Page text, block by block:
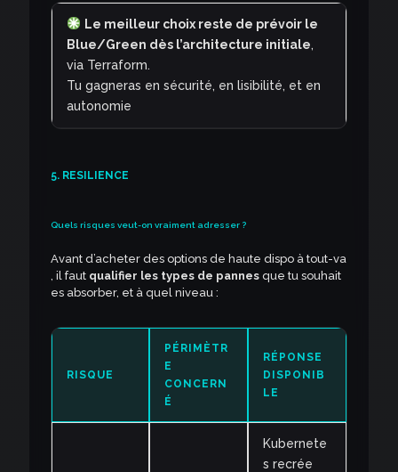
Le meilleur choix reste de prévoir le
Blue/Green dès l’architecture initiale,
via Terraform.
Tu gagneras en sécurité, en lisibilité, et en
autonomie
5. RESILIENCE
Quels risques veut-on vraiment adresser ?
Avant d’acheter des options de haute dispo à tout-va
, il faut qualifier les types de pannes que tu souhait
es absorber, et à quel niveau :
RISQUE
PÉRIMÈTR
E
CONCERN
É
RÉPONSE
DISPONIB
LE
Kubernete
s recrée